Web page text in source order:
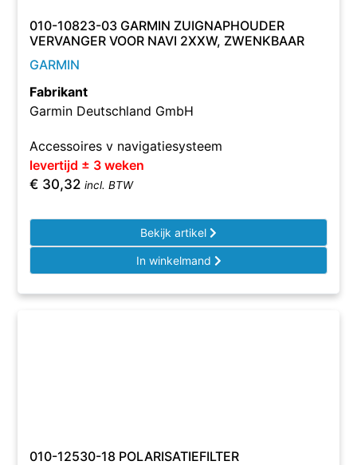
010-10823-03 GARMIN ZUIGNAPHOUDER
VERVANGER VOOR NAVI 2XXW, ZWENKBAAR
GARMIN
Fabrikant
Garmin Deutschland GmbH
Accessoires v navigatiesysteem
levertijd ± 3 weken
€ 30,32 incl. BTW
Bekijk artikel
In winkelmand
010-12530-18 POLARISATIEFILTER